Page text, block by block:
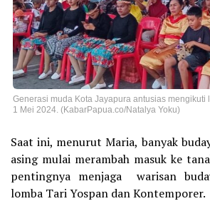
Generasi muda Kota Jayapura antusias mengikuti
1 Mei 2024. (KabarPapua.co/Natalya Yoku)
Saat ini, menurut Maria, banyak
asing mulai merambah masuk ke
pentingnya menjaga warisan
lomba Tari Yospan dan Kontemporer.